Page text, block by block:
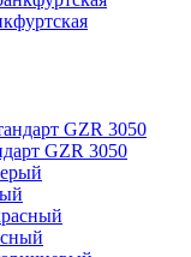
GZR 3050